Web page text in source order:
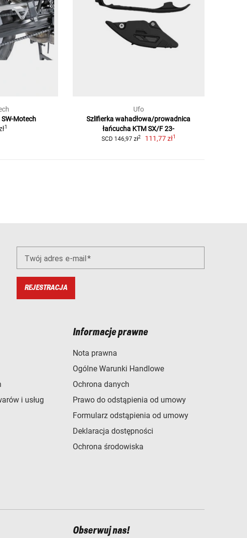
SW-Motech
1
Ufo
Szlifierka wahadłowa/prowadnica
łańcucha KTM SX/F 23-
SCD 146,97 zł2 111,77 zł1
Twój adres e-mail
REJESTRACJA
i usług
Informacje prawne
Nota prawna
Ogólne Warunki Handlowe
Ochrona danych
Prawo do odstąpienia od umowy
Formularz odstąpienia od umowy
Deklaracja dostępności
Ochrona środowiska
Obserwuj nas!